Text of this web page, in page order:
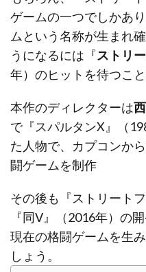
ゲームの一つでしかあ
ムという名称が生まれ
うになるには『ストリ
年）のヒットを待つこと
本作のディレクターは
で『スパルタンX』（
た人物で、カプコンか
闘ゲームを制作
その後も『ストリート
『同Ⅴ』（2016年）の
現在の格闘ゲームを生
しょう。